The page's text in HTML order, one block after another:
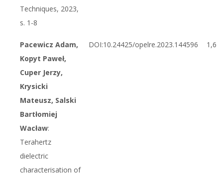
Techniques, 2023,
s. 1-8
Pacewicz Adam,
Kopyt Paweł,
Cuper Jerzy,
Krysicki
Mateusz, Salski
Bartłomiej
Wacław:
Terahertz
dielectric
characterisation of
DOI:10.24425/opelre.2023.144596 1,6